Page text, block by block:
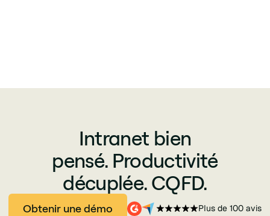
Intranet bien
pensé. Productivité
décuplée. CQFD.
Obtenir une démo Plus de 100 avis